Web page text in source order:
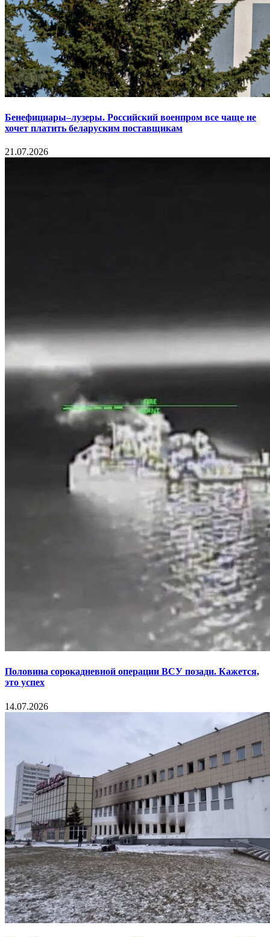
Бенефициары–лузеры. Российский военпром все чаще не
хочет платить беларуским поставщикам
21.07.2026
Половина сорокадневной операции ВСУ позади. Кажется,
это успех
14.07.2026